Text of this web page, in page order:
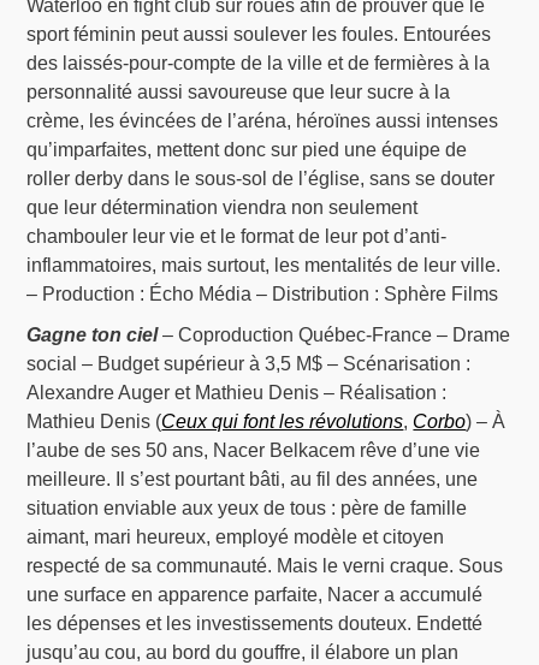
Waterloo en fight club sur roues afin de prouver que le
sport féminin peut aussi soulever les foules. Entourées
des laissés-pour-compte de la ville et de fermières à la
personnalité aussi savoureuse que leur sucre à la
crème, les évincées de l’aréna, héroïnes aussi intenses
qu’imparfaites, mettent donc sur pied une équipe de
roller derby dans le sous-sol de l’église, sans se douter
que leur détermination viendra non seulement
chambouler leur vie et le format de leur pot d’anti-
inflammatoires, mais surtout, les mentalités de leur ville.
– Production : Écho Média – Distribution : Sphère Films
Gagne ton ciel– Coproduction Québec-France – Drame
social – Budget supérieur à 3,5 M$ – Scénarisation :
Alexandre Auger et Mathieu Denis – Réalisation :
Mathieu Denis (Ceux qui font les révolutions, Corbo) – À
l’aube de ses 50 ans, Nacer Belkacem rêve d’une vie
meilleure. Il s’est pourtant bâti, au fil des années, une
situation enviable aux yeux de tous : père de famille
aimant, mari heureux, employé modèle et citoyen
respecté de sa communauté. Mais le verni craque. Sous
une surface en apparence parfaite, Nacer a accumulé
les dépenses et les investissements douteux. Endetté
jusqu’au cou, au bord du gouffre, il élabore un plan